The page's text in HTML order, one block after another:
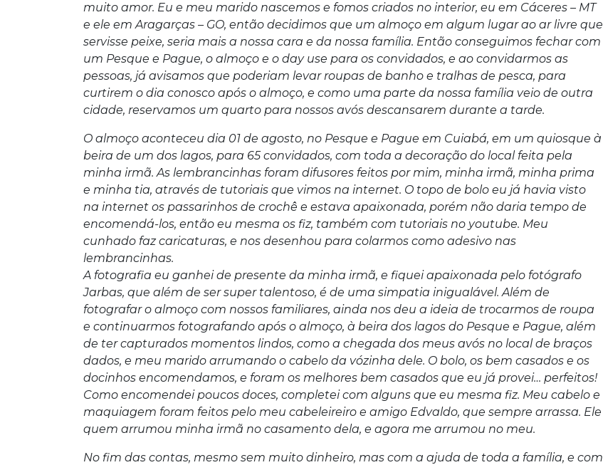
muito amor. Eu e meu marido nascemos e fomos criados no interior, eu em Cáceres – MT
e ele em Aragarças – GO, então decidimos que um almoço em algum lugar ao ar livre que
servisse peixe, seria mais a nossa cara e da nossa família. Então conseguimos fechar com
um Pesque e Pague, o almoço e o day use para os convidados, e ao convidarmos as
pessoas, já avisamos que poderiam levar roupas de banho e tralhas de pesca, para
curtirem o dia conosco após o almoço, e como uma parte da nossa família veio de outra
cidade, reservamos um quarto para nossos avós descansarem durante a tarde.
O almoço aconteceu dia 01 de agosto, no Pesque e Pague em Cuiabá, em um quiosque à
beira de um dos lagos, para 65 convidados, com toda a decoração do local feita pela
minha irmã. As lembrancinhas foram difusores feitos por mim, minha irmã, minha prima
e minha tia, através de tutoriais que vimos na internet. O topo de bolo eu já havia visto
na internet os passarinhos de crochê e estava apaixonada, porém não daria tempo de
encomendá-los, então eu mesma os fiz, também com tutoriais no youtube. Meu
cunhado faz caricaturas, e nos desenhou para colarmos como adesivo nas
lembrancinhas.
A fotografia eu ganhei de presente da minha irmã, e fiquei apaixonada pelo fotógrafo
Jarbas, que além de ser super talentoso, é de uma simpatia inigualável. Além de
fotografar o almoço com nossos familiares, ainda nos deu a ideia de trocarmos de roupa
e continuarmos fotografando após o almoço, à beira dos lagos do Pesque e Pague, além
de ter capturados momentos lindos, como a chegada dos meus avós no local de braços
dados, e meu marido arrumando o cabelo da vózinha dele. O bolo, os bem casados e os
docinhos encomendamos, e foram os melhores bem casados que eu já provei… perfeitos!
Como encomendei poucos doces, completei com alguns que eu mesma fiz. Meu cabelo e
maquiagem foram feitos pelo meu cabeleireiro e amigo Edvaldo, que sempre arrassa. Ele
quem arrumou minha irmã no casamento dela, e agora me arrumou no meu.
No fim das contas, mesmo sem muito dinheiro, mas com a ajuda de toda a família, e com